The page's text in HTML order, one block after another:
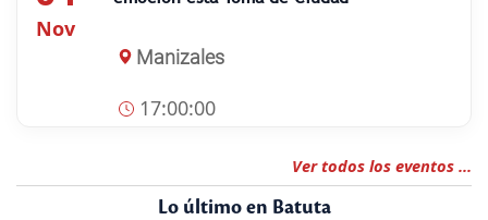
Nov
Manizales
17:00:00
Ver todos los eventos ...
Lo último en Batuta